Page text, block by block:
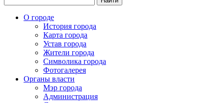
О городе
История города
Карта города
Устав города
Жители города
Символика города
Фотогалерея
Органы власти
Мэр города
Администрация